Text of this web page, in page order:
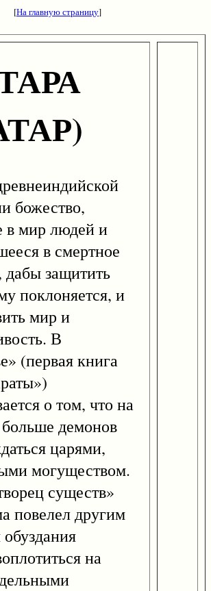
[На главную страницу]
божество,
в мир людей и
в смертное
дабы защитить
поклоняется, и
мир и
В
(первая книга
о том, что на
больше демонов
царями,
могуществом.
существ»
повелел другим
на